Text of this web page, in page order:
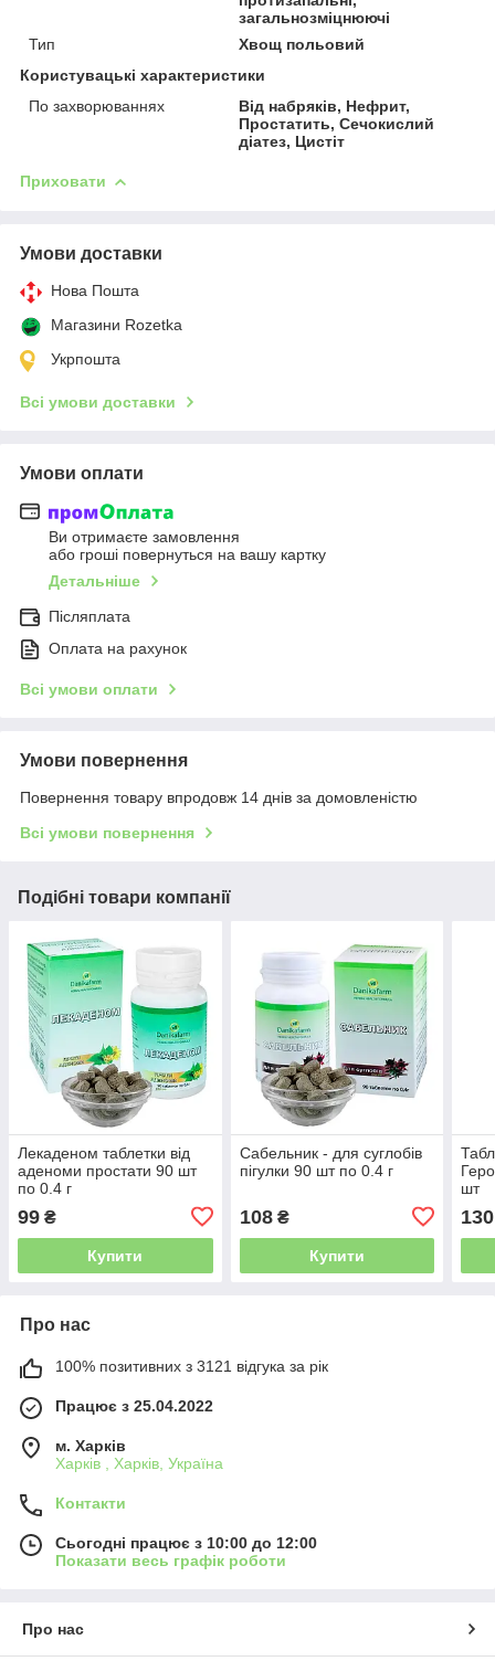
загальнозміцнюючі
Тип
Хвощ польовий
Користувацькi характеристики
По захворюваннях
Від набряків, Нефрит,
Простатить, Сечокислий
діатез, Цистіт
Приховати
Умови доставки
Нова Пошта
Магазини Rozetka
Укрпошта
Всі умови доставки
Умови оплати
Ви отримаєте замовлення
або гроші повернуться на вашу картку
Детальніше
Післяплата
Оплата на рахунок
Всі умови оплати
Умови повернення
Повернення товару впродовж 14 днів за домовленістю
Всі умови повернення
Подібні товари компанії
Лекаденом таблетки від
аденоми простати 90 шт
по 0.4 г
99 ₴
Купити
Сабельник - для суглобів
пігулки 90 шт по 0.4 г
108₴
Купити
шт
130
Про нас
100% позитивних з 3121 відгука за рік
Працює з 25.04.2022
м. Харків
Харків , Харків, Україна
Контакти
Сьогодні працює з 10:00 до 12:00
Показати весь графік роботи
Про нас